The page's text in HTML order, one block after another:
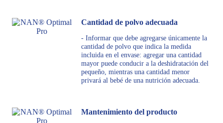
Cantidad de polvo adecuada
- Informar que debe agregarse únicamente la
cantidad de polvo que indica la medida
incluida en el envase: agregar una cantidad
mayor puede conducir a la deshidratación del
pequeño, mientras una cantidad menor
privará al bebé de una nutrición adecuada.
Mantenimiento del producto